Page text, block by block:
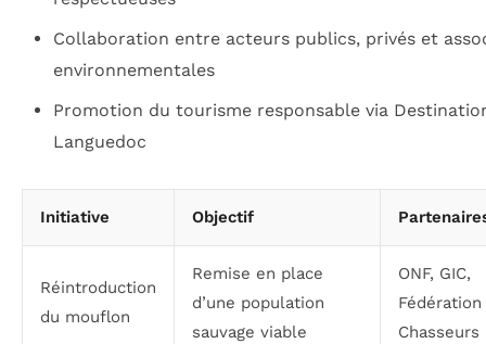
Collaboration entre acteurs publics, privés et
environnementales
Promotion du tourisme responsable via
Languedoc
Initiative Objectif
Réintroduction
du mouflon
Remise en place
d’une population
sauvage viable
ONF, GIC,
Chasseurs